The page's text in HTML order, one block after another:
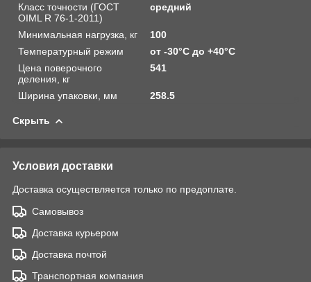
Класс точности (ГОСТ
OIML R 76-1-2011)
средний
Минимальная нагрузка, кг
100
Температурный режим
от -30°C до +40°С
Цена поверочного
деления, кг
541
Ширина упаковки, мм 258.5
Скрыть
Условия доставки
Доставка осуществляется только по предоплате.
Самовывоз
Доставка курьером
Доставка почтой
Транспортная компания